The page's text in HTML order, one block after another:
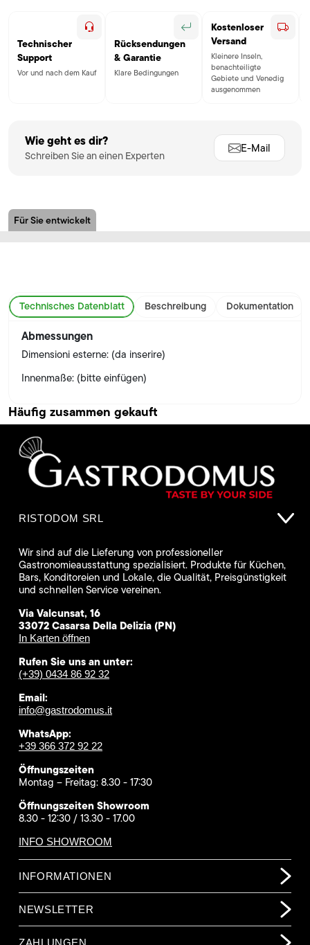
Technischer
Support
Vor und nach dem Kauf
Rücksendungen
& Garantie
Klare Bedingungen
Kostenloser
Versand
Kleinere Inseln,
benachteiligte
Gebiete und Venedig
ausgenommen
Wie geht es dir?
Schreiben Sie an einen Experten
E-Mail
Für Sie entwickelt
Technisches Datenblatt Beschreibung Dokumentation
Abmessungen
Dimensioni esterne: (da inserire)
Innenmaße: (bitte einfügen)
Häufig zusammen gekauft
RISTODOM SRL
Wir sind auf die Lieferung von professioneller
Gastronomieausstattung spezialisiert. Produkte für Küchen,
Bars, Konditoreien und Lokale, die Qualität, Preisgünstigkeit
und schnellen Service vereinen.
Via Valcunsat, 16
33072 Casarsa Della Delizia (PN)
In Karten öffnen
Rufen Sie uns an unter:
(+39) 0434 86 92 32
Email:
info@gastrodomus.it
WhatsApp:
+39 366 372 92 22
Öffnungszeiten
Montag – Freitag: 8.30 - 17:30
Öffnungszeiten Showroom
8.30 - 12:30 / 13.30 - 17.00
INFO SHOWROOM
INFORMATIONEN
NEWSLETTER
ZAHLUNGEN